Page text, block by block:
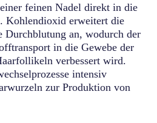
feinen Nadel direkt in die
erweitert die
Durchblutung an, wodurch der
in die Gewebe der
verbessert wird.
intensiv
zur Produktion von